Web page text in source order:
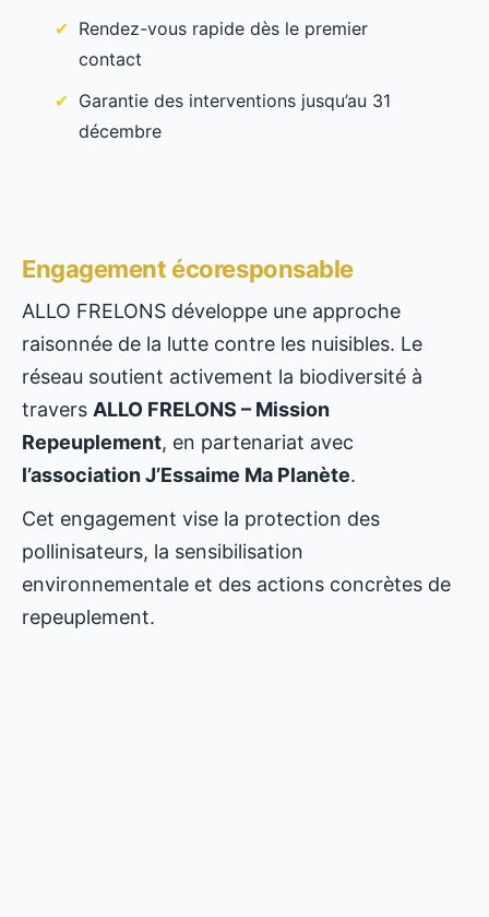
Rendez-vous rapide dès le premier
contact
Garantie des interventions jusqu’au 31
décembre
Engagement écoresponsable
ALLO FRELONS développe une approche
raisonnée de la lutte contre les nuisibles. Le
réseau soutient activement la biodiversité à
travers ALLO FRELONS – Mission
Repeuplement, en partenariat avec
l’association J’Essaime Ma Planète.
Cet engagement vise la protection des
pollinisateurs, la sensibilisation
environnementale et des actions concrètes de
repeuplement.